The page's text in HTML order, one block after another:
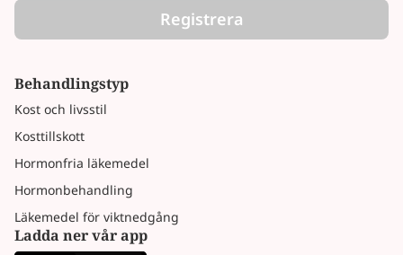
Behandlingstyp
Kost och livsstil
Kosttillskott
Hormonfria läkemedel
Hormonbehandling
Läkemedel för viktnedgång
Ladda ner vår app
Registrera